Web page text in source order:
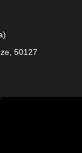
50127